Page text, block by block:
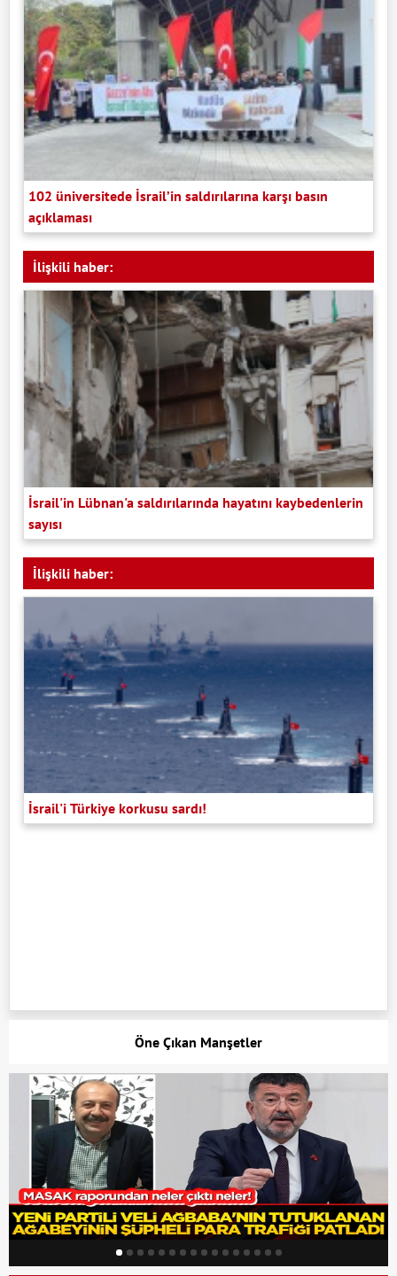
102 üniversitede İsrail’in saldırılarına karşı basın
açıklaması
İlişkili haber:
İsrail'in Lübnan'a saldırılarında hayatını kaybedenlerin
sayısı
İlişkili haber:
İsrail'i Türkiye korkusu sardı!
Öne Çıkan Manşetler